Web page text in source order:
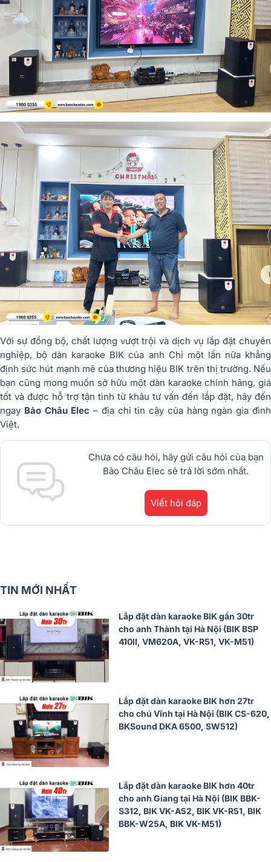
Với sự đồng bộ, chất lượng vượt trội và dịch vụ lắp đặt chuyên
nghiệp, bộ dàn karaoke BIK của anh Chi một lần nữa khẳng
định sức hút mạnh mẽ của thương hiệu BIK trên thị trường. Nếu
bạn cũng mong muốn sở hữu một dàn karaoke chính hãng, giá
tốt và được hỗ trợ tận tình từ khâu tư vấn đến lắp đặt, hãy đến
ngay Bảo Châu Elec – địa chỉ tin cậy của hàng ngàn gia đình
Việt.
Chưa có câu hỏi, hãy gửi câu hỏi của bạn
Bảo Châu Elec sẽ trả lời sớm nhất.
Viết hỏi đáp
TIN MỚI NHẤT
Lắp đặt dàn karaoke BIK gần 30tr
cho anh Thành tại Hà Nội (BIK BSP
410II, VM620A, VK-R51, VK-M51)
Lắp đặt dàn karaoke BIK hơn 27tr
cho chú Vĩnh tại Hà Nội (BIK CS-620,
BKSound DKA 6500, SW512)
Lắp đặt dàn karaoke BIK hơn 40tr
cho anh Giang tại Hà Nội (BIK BBK-
S312, BIK VK-A52, BIK VK-R51, BIK
BBK-W25A, BIK VK-M51)